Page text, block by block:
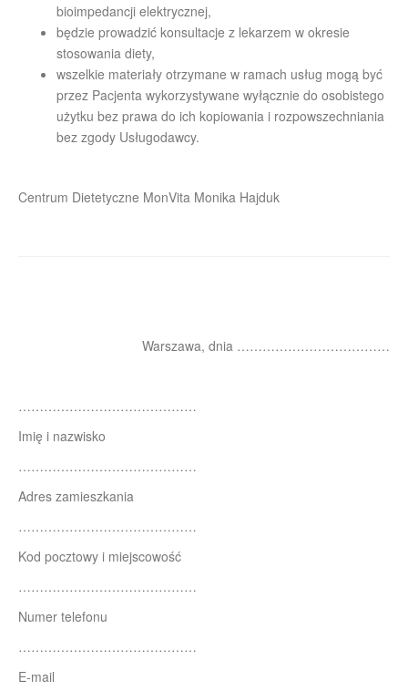
bioimpedancji elektrycznej,
będzie prowadzić konsultacje z lekarzem w okresie
stosowania diety,
wszelkie materiały otrzymane w ramach usług mogą być
przez Pacjenta wykorzystywane wyłącznie do osobistego
użytku bez prawa do ich kopiowania i rozpowszechniania
bez zgody Usługodawcy.
Centrum Dietetyczne MonVita Monika Hajduk
Warszawa, dnia ………………………………
……………………………………
Imię i nazwisko
……………………………………
Adres zamieszkania
……………………………………
Kod pocztowy i miejscowość
……………………………………
Numer telefonu
……………………………………
E-mail